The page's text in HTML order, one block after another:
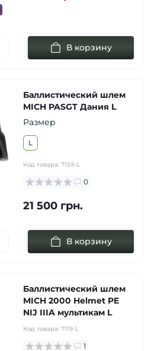
В корзину
Баллистический шлем
MICH PASGT Дания L
Размер
L
Код товара: 7159-L
0
21 500 грн.
В корзину
Баллистический шлем
MICH 2000 Helmet PE
NIJ IIIA мультикам L
Код товара: 7119-L
1